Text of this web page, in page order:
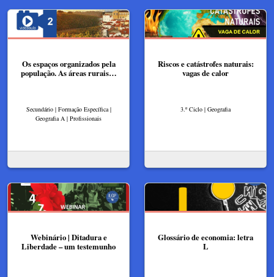
Os espaços organizados pela
população. As áreas rurais…
Secundário | Formação Específica |
Geografia A | Profissionais
Riscos e catástrofes naturais:
vagas de calor
3.º Ciclo | Geografia
Webinário | Ditadura e
Liberdade – um testemunho
Glossário de economia: letra
L